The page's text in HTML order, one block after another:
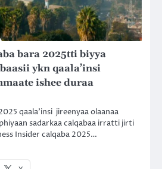
bara 2025tti biyya
ykn qaala’insi
ishee duraa
qaala’insi jireenyaa olaanaa
sadarkaa calqabaa irratti jirti
Insider calqaba 2025…